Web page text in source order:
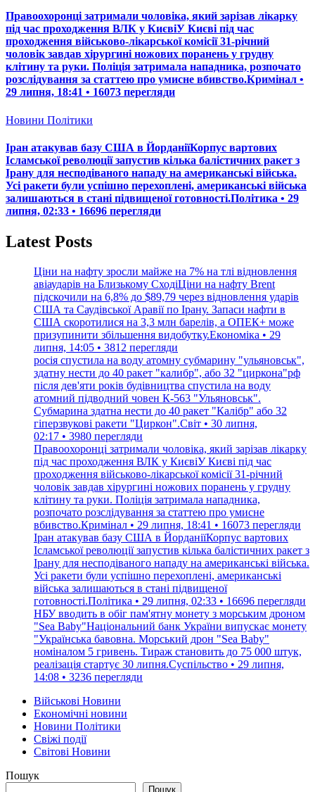
Правоохоронці затримали чоловіка, який зарізав лікарку
під час проходження ВЛК у КиєвіУ Києві під час
проходження військово-лікарської комісії 31-річний
чоловік завдав хірургині ножових поранень у грудну
клітину та руки. Поліція затримала нападника, розпочато
розслідування за статтею про умисне вбивство.Кримінал •
29 липня, 18:41 • 16073 перегляди
Новини Політики
Іран атакував базу США в ЙорданіїКорпус вартових
Ісламської революції запустив кілька балістичних ракет з
Ірану для несподіваного нападу на американські війська.
Усі ракети були успішно перехоплені, американські війська
залишаються в стані підвищеної готовності.Політика • 29
липня, 02:33 • 16696 перегляди
Latest Posts
Ціни на нафту зросли майже на 7% на тлі відновлення
авіаударів на Близькому СходіЦіни на нафту Brent
підскочили на 6,8% до $89,79 через відновлення ударів
США та Саудівської Аравії по Ірану. Запаси нафти в
США скоротилися на 3,3 млн барелів, а ОПЕК+ може
призупинити збільшення видобутку.Економіка • 29
липня, 14:05 • 3812 перегляди
росія спустила на воду атомну субмарину "ульяновськ",
здатну нести до 40 ракет "калибр", або 32 "циркона"рф
після дев'яти років будівництва спустила на воду
атомний підводний човен К-563 "Ульяновськ".
Субмарина здатна нести до 40 ракет "Калібр" або 32
гіперзвукові ракети "Циркон".Світ • 30 липня,
02:17 • 3980 перегляди
Правоохоронці затримали чоловіка, який зарізав лікарку
під час проходження ВЛК у КиєвіУ Києві під час
проходження військово-лікарської комісії 31-річний
чоловік завдав хірургині ножових поранень у грудну
клітину та руки. Поліція затримала нападника,
розпочато розслідування за статтею про умисне
вбивство.Кримінал • 29 липня, 18:41 • 16073 перегляди
Іран атакував базу США в ЙорданіїКорпус вартових
Ісламської революції запустив кілька балістичних ракет з
Ірану для несподіваного нападу на американські війська.
Усі ракети були успішно перехоплені, американські
війська залишаються в стані підвищеної
готовності.Політика • 29 липня, 02:33 • 16696 перегляди
НБУ вводить в обіг пам'ятну монету з морським дроном
"Sea Baby"Національний банк України випускає монету
"Українська бавовна. Морський дрон "Sea Baby"
номіналом 5 гривень. Тираж становить до 75 000 штук,
реалізація стартує 30 липня.Суспільство • 29 липня,
14:08 • 3236 перегляди
Військові Новини
Економічні новини
Новини Політики
Свіжі події
Світові Новини
Пошук
Пошук